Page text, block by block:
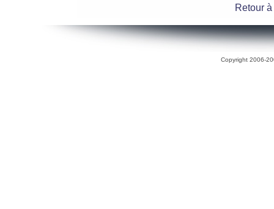
Retour
Copyright 2006-